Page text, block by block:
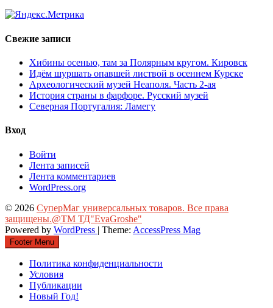
Свежие записи
Хибины осенью, там за Полярным кругом. Кировск
Идём шуршать опавшей листвой в осеннем Курске
Археологический музей Неаполя. Часть 2-ая
История страны в фарфоре. Русский музей
Северная Португалия: Ламегу
Вход
Войти
Лента записей
Лента комментариев
WordPress.org
© 2026 СуперМаг универсальных товаров. Все права
защищены.@ТМ ТД"EvaGroshe"
Powered by WordPress | Theme: AccessPress Mag
Footer Menu
Политика конфиденциальности
Условия
Публикации
Новый Год!